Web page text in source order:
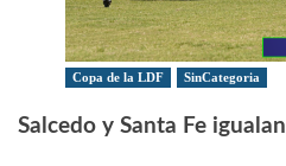
Copa de la LDF SinCategoria
Salcedo y Santa Fe igualan